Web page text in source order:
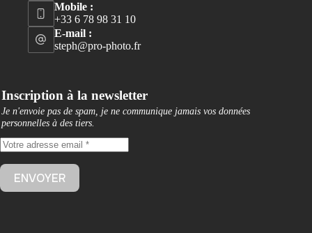
Mobile :
+33 6 78 98 31 10
E-mail :
steph@pro-photo.fr
Inscription à la newsletter
Je n'envoie pas de spam, je ne communique jamais vos données
personnelles à des tiers